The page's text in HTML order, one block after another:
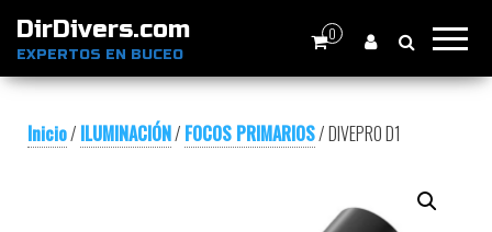
DirDivers.com
EXPERTOS EN BUCEO
0
Inicio/ ILUMINACIÓN/ FOCOS PRIMARIOS/ DIVEPRO D1